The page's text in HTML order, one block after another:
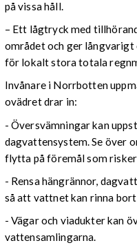
på vissa håll.
– Ett lågtryck med
området och ger
för lokalt stora totala
Invånare i Norrbotten
ovädret drar in:
- Översvämningar kan
dagvattensystem. Se över
flytta på föremål som
- Rensa hängrännor,
så att vattnet kan rinna
- Vägar och viadukter kan
vattensamlingarna.